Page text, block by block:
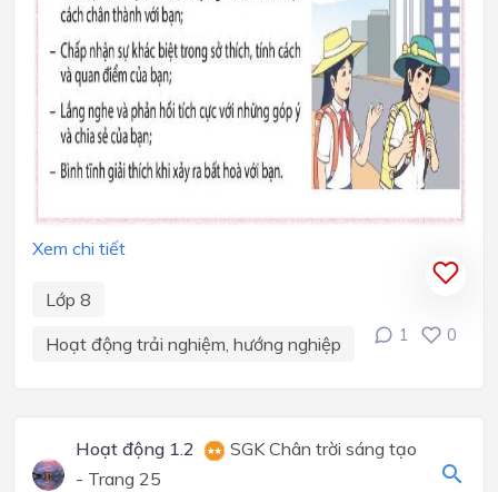
Xem chi tiết
Lớp 8
Hoạt động trải nghiệm, hướng nghiệp
1 0
Hoạt động 1.2
SGK Chân trời sáng tạo
- Trang 25